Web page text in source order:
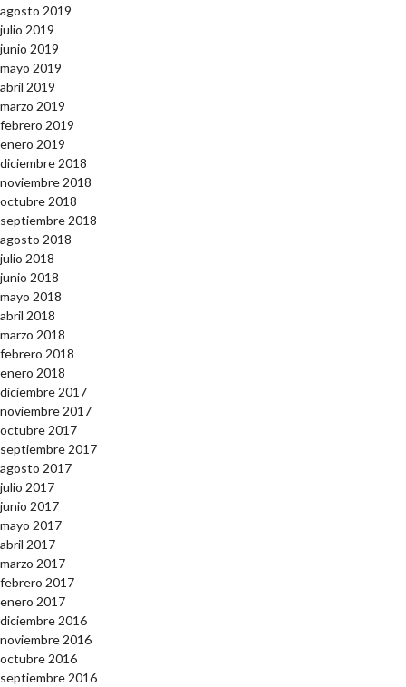
agosto 2019
julio 2019
junio 2019
mayo 2019
abril 2019
marzo 2019
febrero 2019
enero 2019
diciembre 2018
noviembre 2018
octubre 2018
septiembre 2018
agosto 2018
julio 2018
junio 2018
mayo 2018
abril 2018
marzo 2018
febrero 2018
enero 2018
diciembre 2017
noviembre 2017
octubre 2017
septiembre 2017
agosto 2017
julio 2017
junio 2017
mayo 2017
abril 2017
marzo 2017
febrero 2017
enero 2017
diciembre 2016
noviembre 2016
octubre 2016
septiembre 2016